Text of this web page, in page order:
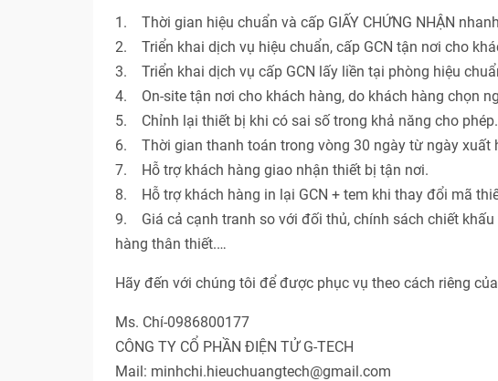
1. Thời gian hiệu chuẩn và cấp GIẤY CHỨNG NHẬN
2. Triển khai dịch vụ hiệu chuẩn, cấp GCN tận nơi cho
3. Triển khai dịch vụ cấp GCN lấy liền tại phòng hiệu
4. On-site tận nơi cho khách hàng, do khách hàng chọn
5. Chỉnh lại thiết bị khi có sai số trong khả năng cho phép.
6. Thời gian thanh toán trong vòng 30 ngày từ ngày xuất
7. Hỗ trợ khách hàng giao nhận thiết bị tận nơi.
8. Hỗ trợ khách hàng in lại GCN + tem khi thay đổi mã
9. Giá cả cạnh tranh so với đối thủ, chính sách chiết
hàng thân thiết.…
Hãy đến với chúng tôi để được phục vụ theo cách riêng
Ms. Chí-0986800177
CÔNG TY CỔ PHẦN ĐIỆN TỬ G-TECH
Mail: minhchi.hieuchuangtech@gmail.com